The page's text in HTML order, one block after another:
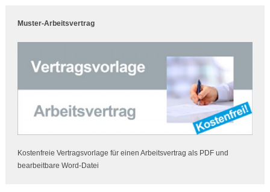
Muster-Arbeitsvertrag
Kostenfreie Vertragsvorlage für einen Arbeitsvertrag als PDF und
bearbeitbare Word-Datei